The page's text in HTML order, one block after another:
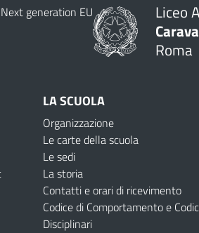
Liceo
Roma
LA SCUOLA
Organizzazione
Le carte della scuola
Le sedi
La storia
Contatti e orari di ricevimento
Codice di Comportamento e
Disciplinari